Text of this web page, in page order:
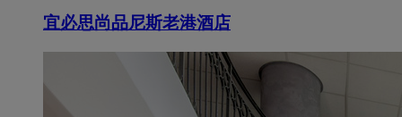
宜必思尚品尼斯老港酒店